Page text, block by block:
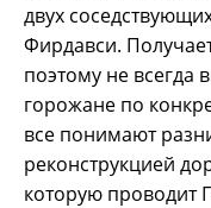
двух
Фирдавси.
поэтому не всегда
горожане по
все понимают
реконструкцией
которую проводит